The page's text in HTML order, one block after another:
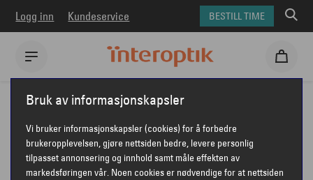
Logg inn Kundeservice BESTILL TIME
Interoptik Briller
Fleye Copenhagen briller
FLEYE COPENHAGEN KLEO
Bruk av informasjonskapsler
Vi bruker informasjonskapsler (cookies) for å forbedre
brukeropplevelsen, gjøre nettsiden bedre, levere personlig
tilpasset annonsering og innhold samt måle effekten av
markedsføringen vår. Noen cookies er nødvendige for at nettsiden